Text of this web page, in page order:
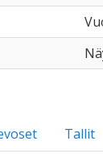
Tallit